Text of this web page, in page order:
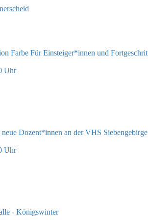
Farbe Für Einsteiger*innen und
Uhr
Dozent*innen an der VHS Siebengebirge
Uhr
- Königswinter